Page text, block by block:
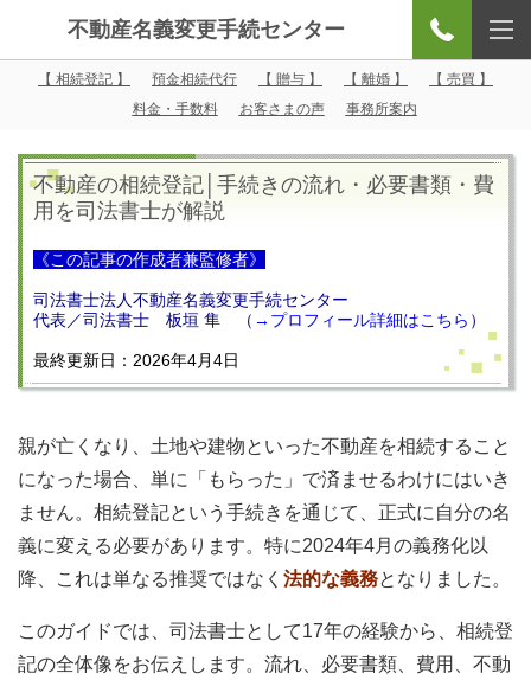
不動産名義変更手続センター
【 相続登記 】 預金相続代行 【 贈与 】 【 離婚 】
【 売買 】
料金・手数料
お客さまの声 事務所案内
不動産の相続登記│手続きの流れ・必要書類・費
用を司法書士が解説
《この記事の作成者兼監修者》
司法書士法人不動産名義変更手続センター
代表／司法書士 板垣 隼 （ → プロフィール詳細はこちら ）
最終更新日：2026年4月4日
親が亡くなり、土地や建物といった不動産を相続すること
になった場合、単に「もらった」で済ませるわけにはいき
ません。相続登記という手続きを通じて、正式に自分の名
義に変える必要があります。特に2024年4月の義務化以
降、これは単なる推奨ではなく 法的な義務となりました。
このガイドでは、司法書士として17年の経験から、相続登
記の全体像をお伝えします。流れ、必要書類、費用、不動